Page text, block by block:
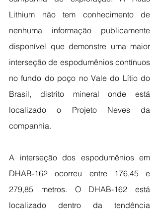
Lithium não tem conhecimento de
nenhuma informação publicamente
disponível que demonstre uma maior
interseção de espodumênios contínuos
no fundo do poço no Vale do Lítio do
Brasil, distrito mineral onde está
localizado o Projeto Neves da
companhia.
A interseção dos espodumênios em
DHAB-162 ocorreu entre 176,45 e
279,85 metros. O DHAB-162 está
localizado dentro da tendência